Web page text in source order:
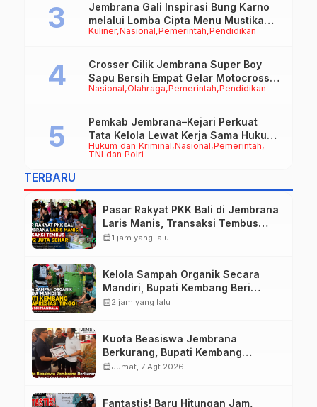
Kuliner Nasional Pemerintah Pendidikan
Jembrana Gali Inspirasi Bung Karno
melalui Lomba Cipta Menu Mustika
Rasa
Nasional Olahraga Pemerintah Pendidikan
Crosser Cilik Jembrana Super Boy
Sapu Bersih Empat Gelar Motocross
50cc
Hukum dan Kriminal Nasional Pemerintah
TNI dan Polri
Pemkab Jembrana–Kejari Perkuat
Tata Kelola Lewat Kerja Sama Hukum
Datun
TERBARU
Pasar Rakyat PKK Bali di Jembrana
Laris Manis, Transaksi Tembus
Rp.672 Juta Sehari
calendar_month1 jam yang lalu
Kelola Sampah Organik Secara
Mandiri, Bupati Kembang Beri
Apresiasi Tinggi Warga Sri
calendar_month2 jam yang lalu
Kuota Beasiswa Jembrana
Berkurang, Bupati Kembang
Siapkan Upaya Penambahan di
calendar_monthJumat, 7 Agt 2026
Fantastis! Baru Hitungan Jam,